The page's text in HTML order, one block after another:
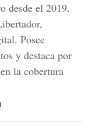
desde el 2019.
Posee
y destaca por
la cobertura